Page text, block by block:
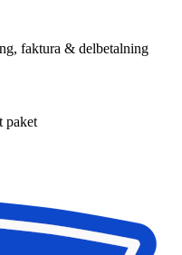
faktura & delbetalning
paket